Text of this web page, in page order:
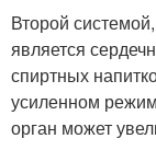
Второй
является
спиртных
усиленном
орган может